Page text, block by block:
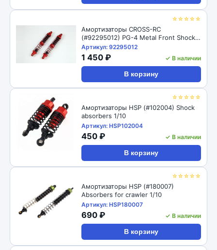
☆☆☆☆☆
Амортизаторы CROSS-RC
(#92295012) PG-4 Metal Front Shock
98mm
Артикул: 92295012
1 450 ₽ ✓ В наличии
В корзину
☆☆☆☆☆
Амортизаторы HSP (#102004) Shock
absorbers 1/10
Артикул: HSP102004
450 ₽ ✓ В наличии
В корзину
☆☆☆☆☆
Амортизаторы HSP (#180007)
Absorbers for crawler 1/10
Артикул: HSP180007
690 ₽ ✓ В наличии
В корзину